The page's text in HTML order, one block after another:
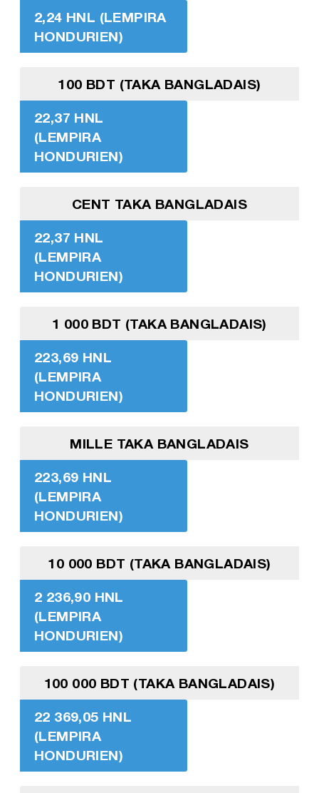
2,24 HNL (LEMPIRA
HONDURIEN)
100 BDT (TAKA BANGLADAIS)
22,37 HNL
(LEMPIRA
HONDURIEN)
CENT TAKA BANGLADAIS
22,37 HNL
(LEMPIRA
HONDURIEN)
1 000 BDT (TAKA BANGLADAIS)
223,69 HNL
(LEMPIRA
HONDURIEN)
MILLE TAKA BANGLADAIS
223,69 HNL
(LEMPIRA
HONDURIEN)
10 000 BDT (TAKA BANGLADAIS)
2 236,90 HNL
(LEMPIRA
HONDURIEN)
100 000 BDT (TAKA BANGLADAIS)
22 369,05 HNL
(LEMPIRA
HONDURIEN)